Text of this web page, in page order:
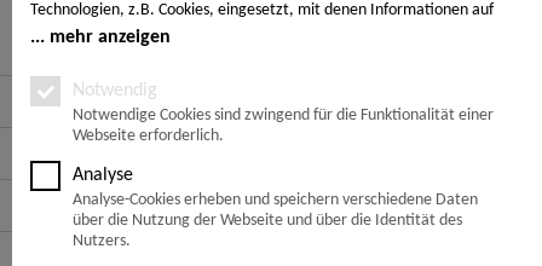
Technologien, z.B. Cookies, eingesetzt, mit denen Informationen auf
Ihrem Endgerät gespeichert und/oder von Ihrem Endgerät abgerufen
Notwendige Cookies, Analyse-, Marketing- und Statistik-Cookies. Bei den
notwendigen Cookies handelt es sich um solche, die technisch notwendig
sind, um den von Ihnen gewünschten Dienst bereitzustellen, die übrigen
Cookies werden nur auf Grund einer von Ihnen erteilten Einwilligung
gesetzt. Die Einwilligung ist freiwillig. Personen, die das 16. Lebensjahr
noch nicht vollendet haben, benötigen die Zustimmung der
Sorgeberechtigten. Sie können Ihre Entscheidung jederzeit mit Wirkung
mehr anzeigen
Notwendig
Notwendige Cookies sind zwingend für die Funktionalität einer
Webseite erforderlich.
Analyse
Analyse-Cookies erheben und speichern verschiedene Daten
über die Nutzung der Webseite und über die Identität des
Nutzers.
Hier finden Sie uns
Service Hotline
Informationen